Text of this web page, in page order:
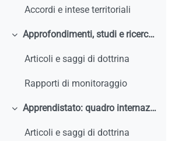
Accordi e intese territoriali
Minimizza
Approfondimenti, studi e ricerche
Articoli e saggi di dottrina
Rapporti di monitoraggio
Minimizza
Apprendistato: quadro internazionale e comparato
Articoli e saggi di dottrina